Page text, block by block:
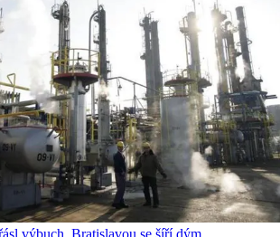
výbuch. Bratislavou se šíří dým